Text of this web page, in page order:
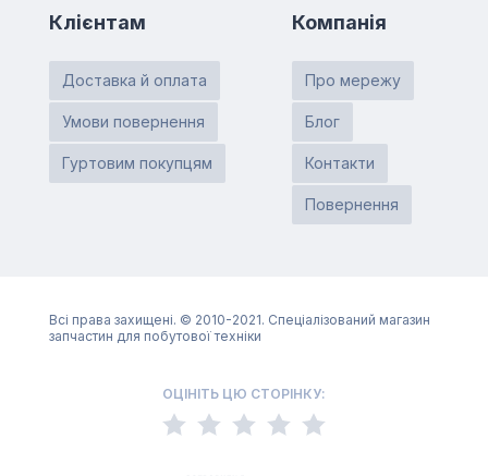
Клієнтам
Доставка й оплата
Умови повернення
Гуртовим покупцям
Компанія
Про мережу
Блог
Контакти
Повернення
Всі права захищені. © 2010-2021. Спеціалізований магазин
запчастин для побутової техніки
ОЦІНІТЬ ЦЮ СТОРІНКУ: